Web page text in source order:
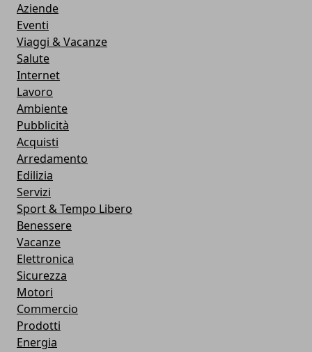
Aziende
Eventi
Viaggi & Vacanze
Salute
Internet
Lavoro
Ambiente
Pubblicità
Acquisti
Arredamento
Edilizia
Servizi
Sport & Tempo Libero
Benessere
Vacanze
Elettronica
Sicurezza
Motori
Commercio
Prodotti
Energia